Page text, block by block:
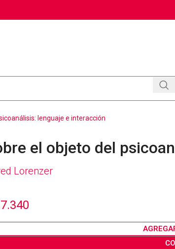
lenguaje e interacción
el objeto del
Lorenzer